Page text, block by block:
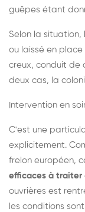
guêpes étant
Selon la
ou laissé en
creux, conduit de
deux cas, la
Intervention en
C'est une
explicitement.
frelon européen,
efficaces à traiter
ouvrières est
les conditions